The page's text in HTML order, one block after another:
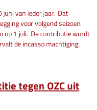
juni van ieder jaar. Dat
voor volgend seizoen
op 1 juli. De contributie wordt
de incasso machtiging.
tegen OZC uit